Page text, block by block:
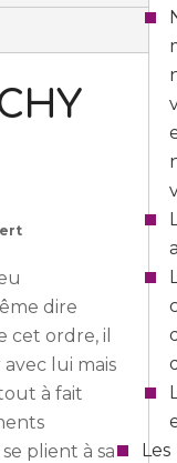
Les
dire
cet ordre, il
lui mais
à fait
plient à sa